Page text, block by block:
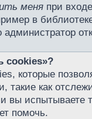
меня при
в
администратор
cookies»?
которые
такие как
вы
помочь.